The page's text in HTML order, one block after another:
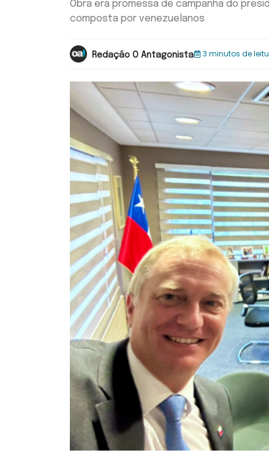
Obra era promessa de campanha do
composta por venezuelanos
Redação O Antagonista 3 minutos de